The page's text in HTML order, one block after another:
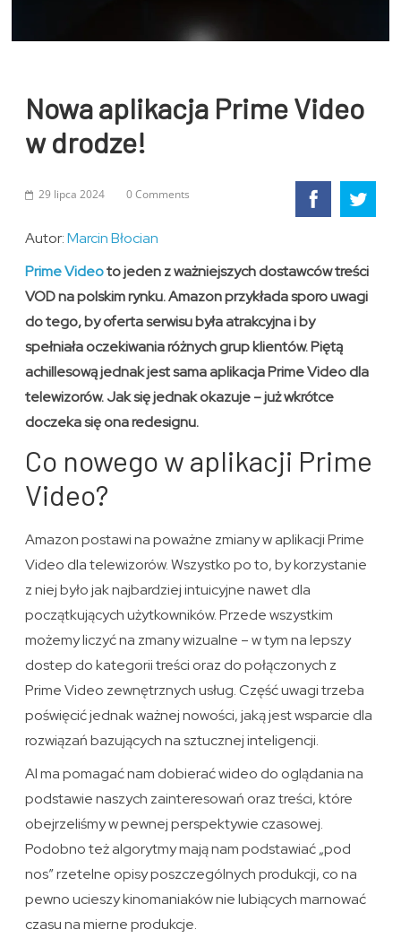
Nowa aplikacja Prime Video
w drodze!
29 lipca 2024 0 Comments
Autor:Marcin Błocian
Prime Videoto jeden z ważniejszych dostawców treści
VOD na polskim rynku. Amazon przykłada sporo uwagi
do tego, by oferta serwisu była atrakcyjna i by
spełniała oczekiwania różnych grup klientów. Piętą
achillesową jednak jest sama aplikacja Prime Video dla
telewizorów. Jak się jednak okazuje – już wkrótce
doczeka się ona redesignu.
Co nowego w aplikacji Prime
Video?
Amazon postawi na poważne zmiany w aplikacji Prime
Video dla telewizorów. Wszystko po to, by korzystanie
z niej było jak najbardziej intuicyjne nawet dla
początkujących użytkowników. Przede wszystkim
możemy liczyć na zmany wizualne – w tym na lepszy
dostep do kategorii treści oraz do połączonych z
Prime Video zewnętrznych usług. Część uwagi trzeba
poświęcić jednak ważnej nowości, jaką jest wsparcie dla
rozwiązań bazujących na sztucznej inteligencji.
AI ma pomagać nam dobierać wideo do oglądania na
podstawie naszych zainteresowań oraz treści, które
obejrzeliśmy w pewnej perspektywie czasowej.
Podobno też algorytmy mają nam podstawiać „pod
nos” rzetelne opisy poszczególnych produkcji, co na
pewno ucieszy kinomaniaków nie lubiących marnować
czasu na mierne produkcje.